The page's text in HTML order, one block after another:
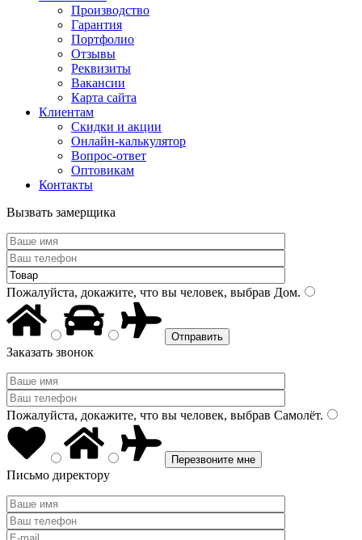
Производство
Гарантия
Портфолио
Отзывы
Реквизиты
Вакансии
Карта сайта
Клиентам
Скидки и акции
Онлайн-калькулятор
Вопрос-ответ
Оптовикам
Контакты
Вызвать замерщика
Пожалуйста, докажите, что вы человек, выбрав Дом.
Заказать звонок
Пожалуйста, докажите, что вы человек, выбрав Самолёт.
Письмо директору